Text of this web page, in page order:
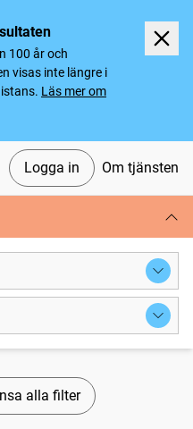
100 år och
visas inte längre i
Läs mer om
Logga in Om tjänsten
alla filter